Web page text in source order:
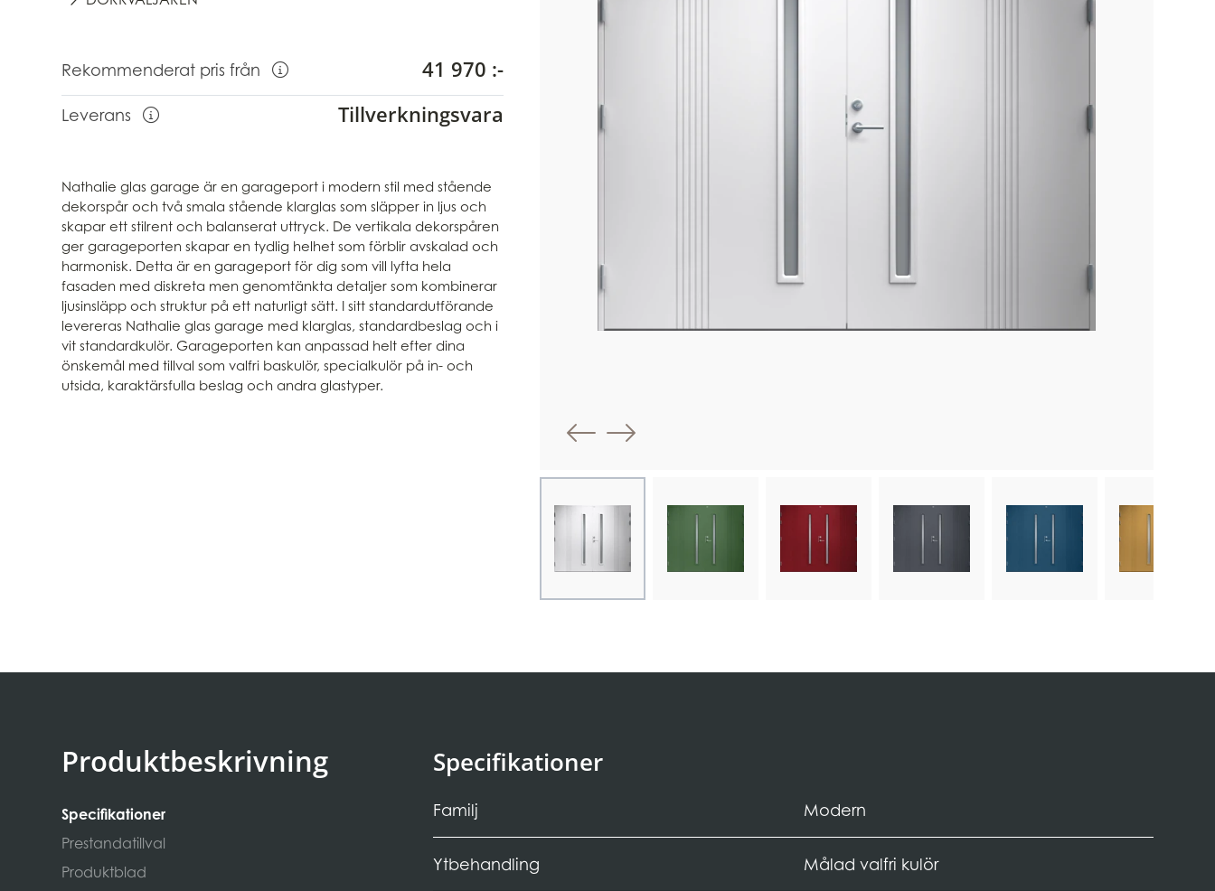
Rekommenderat pris från
Visa information om Rekommenderat pris från
41 970 :-
Leverans
Tillverkningsvara
Nathalie glas garage är en garageport i modern stil med stående
dekorspår och två smala stående klarglas som släpper in ljus och
skapar ett stilrent och balanserat uttryck. De vertikala dekorspåren
ger garageporten skapar en tydlig helhet som förblir avskalad och
harmonisk. Detta är en garageport för dig som vill lyfta hela
fasaden med diskreta men genomtänkta detaljer som kombinerar
ljusinsläpp och struktur på ett naturligt sätt. I sitt standardutförande
levereras Nathalie glas garage med klarglas, standardbeslag och i
vit standardkulör. Garageporten kan anpassad helt efter dina
önskemål med tillval som valfri baskulör, specialkulör på in- och
utsida, karaktärsfulla beslag och andra glastyper.
Föregående bild
Nästa bild
Choose imageChoose imageChoose imageChoose imageChoose imageChoose
Produktbeskrivning
Specifikationer
Prestandatillval
Produktblad
Specifikationer
Familj Modern
Ytbehandling Målad valfri kulör